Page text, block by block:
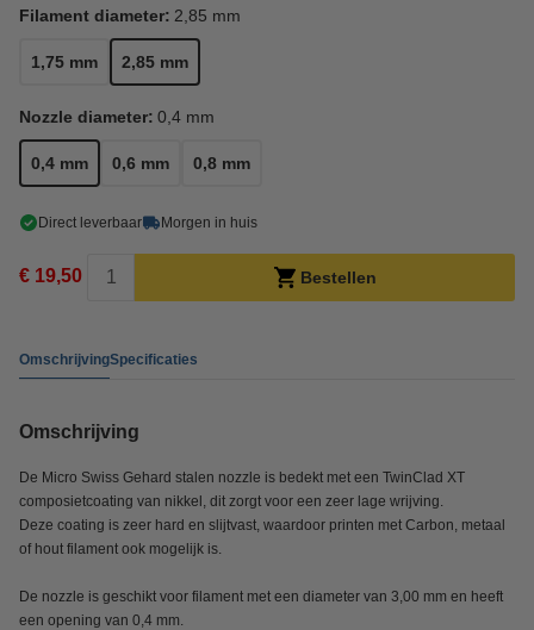
Filament diameter: 2,85 mm
1,75 mm 2,85 mm
Nozzle diameter: 0,4 mm
0,4 mm 0,6 mm 0,8 mm
Direct leverbaar Morgen in huis
€ 19,50 Bestellen
OmschrijvingSpecificaties
Omschrijving
De Micro Swiss Gehard stalen nozzle is bedekt met een TwinClad XT
composietcoating van nikkel, dit zorgt voor een zeer lage wrijving.
Deze coating is zeer hard en slijtvast, waardoor printen met Carbon, metaal
of hout filament ook mogelijk is.
De nozzle is geschikt voor filament met een diameter van 3,00 mm en heeft
een opening van 0,4 mm.